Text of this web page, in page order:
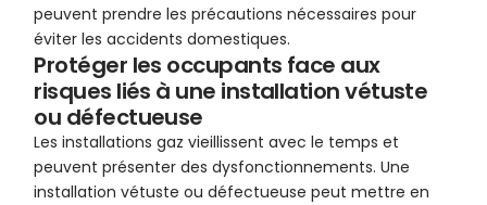
peuvent prendre les précautions nécessaires pour
éviter les accidents domestiques.
Protéger les occupants face aux
risques liés à une installation vétuste
ou défectueuse
Les installations gaz vieillissent avec le temps et
peuvent présenter des dysfonctionnements. Une
installation vétuste ou défectueuse peut mettre en